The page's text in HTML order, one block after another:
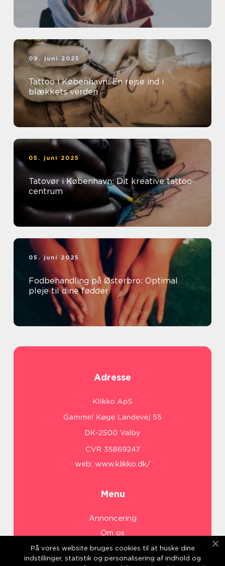
09. juni 2025
Tattoo i København: En rejse ind i
blækkets verden
05. juni 2025
Tatovør i København: Dit kreative tattoo-
centrum
05. juni 2025
Fodbehandling på Østerbro: Optimal
pleje til dine fødder
Adresse
web: www.klikko.dk/
Menu
Annoncering
Om os
Cookies
Kontakt os
På vores website bruges cookies til at huske dine
indstillinger, statistik og personalisering af indhold og